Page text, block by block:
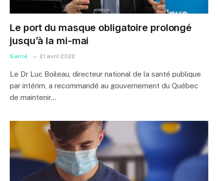
Le port du masque obligatoire prolongé
jusqu’à la mi-mai
Santé 21 avril 2022
Le Dr Luc Boileau, directeur national de la santé publique
par intérim, a recommandé au gouvernement du Québec
de maintenir…